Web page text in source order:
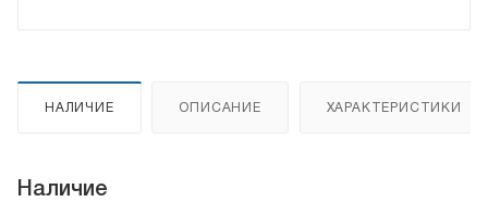
НАЛИЧИЕ ОПИСАНИЕ ХАРАКТЕРИСТИКИ
Наличие